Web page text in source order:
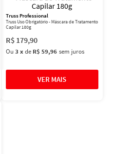
Truss Professional
Truss Uso Obrigatório - Máscara de Tratamento
Capilar 180g
R$ 179,90
Ou 3 xde R$ 59,96 sem juros